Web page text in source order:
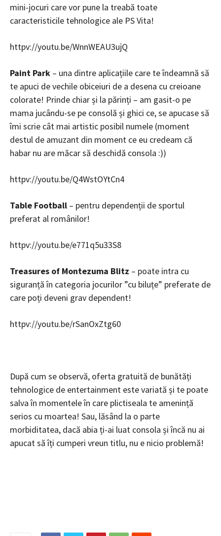
mini-jocuri care vor pune la treabă toate
caracteristicile tehnologice ale PS Vita!
httpv://youtu.be/WnnWEAU3ujQ
Paint Park – una dintre aplicațiile care te îndeamnă să
te apuci de vechile obiceiuri de a desena cu creioane
colorate! Prinde chiar și la părinți – am gasit-o pe
mama jucându-se pe consolă și ghici ce, se apucase să
îmi scrie cât mai artistic posibil numele (moment
destul de amuzant din moment ce eu credeam că
habar nu are măcar să deschidă consola :))
httpv://youtu.be/Q4WstOYtCn4
Table Football – pentru dependenții de sportul
preferat al românilor!
httpv://youtu.be/e771q5u33S8
Treasures of Montezuma Blitz – poate intra cu
siguranță în categoria jocurilor ”cu biluțe” preferate de
care poți deveni grav dependent!
httpv://youtu.be/rSanOxZtg60
După cum se observă, oferta gratuită de bunătăți
tehnologice de entertainment este variată și te poate
salva în momentele în care plictiseala te amenință
serios cu moartea! Sau, lăsând la o parte
morbiditatea, dacă abia ți-ai luat consola și încă nu ai
apucat să îți cumperi vreun titlu, nu e nicio problemă!